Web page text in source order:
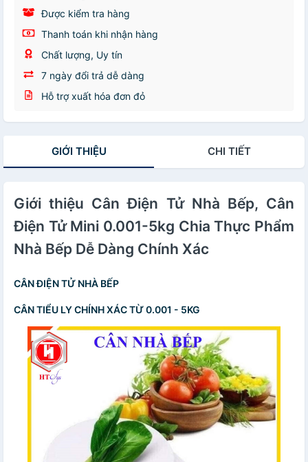
Được kiểm tra hàng
Thanh toán khi nhận hàng
Chất lượng, Uy tín
7 ngày đổi trả dễ dàng
Hỗ trợ xuất hóa đơn đỏ
GIỚI THIỆU CHI TIẾT
Giới thiệu Cân Điện Tử Nhà Bếp, Cân
Điện Tử Mini 0.001-5kg Chia Thực Phẩm
Nhà Bếp Dễ Dàng Chính Xác
CÂN ĐIỆN TỬ NHÀ BẾP
CÂN TIỂU LY CHÍNH XÁC TỪ 0.001 - 5KG